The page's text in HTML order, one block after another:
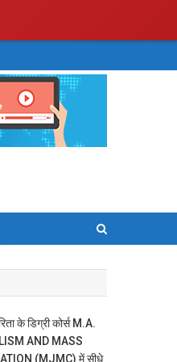
के डिग्री कोर्स M.A.
AND MASS
(MJMC) में सीधे